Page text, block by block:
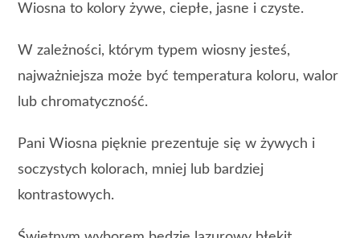
Wiosna to kolory żywe, ciepłe, jasne i czyste.
W zależności, którym typem wiosny jesteś,
najważniejsza może być temperatura koloru, walor
lub chromatyczność.
Pani Wiosna pięknie prezentuje się w żywych i
soczystych kolorach, mniej lub bardziej
kontrastowych.